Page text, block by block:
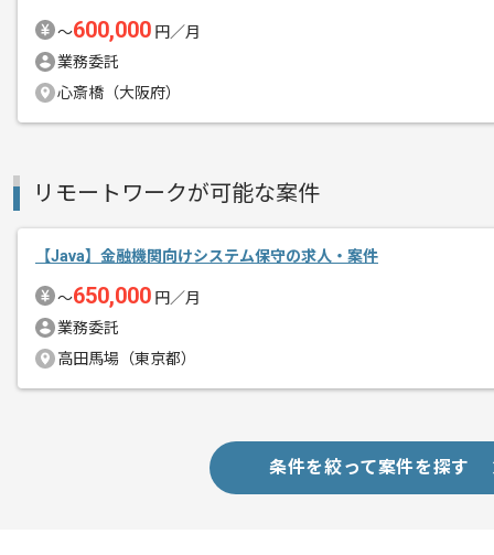
〜600,000 円／月
業務委託
心斎橋（大阪府）
リモートワークが可能な案件
【Java】金融機関向けシステム保守の求人・案件
〜650,000 円／月
業務委託
高田馬場（東京都）
条件を絞って案件を探す